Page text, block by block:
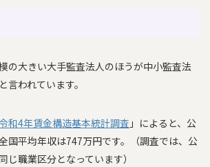
の大きい大手監査法人のほうが中小監査法
言われています。
和4年賃金構造基本統計調査 」によると、公
国平均年収は747万円です。（調査では、公
じ職業区分となっています）